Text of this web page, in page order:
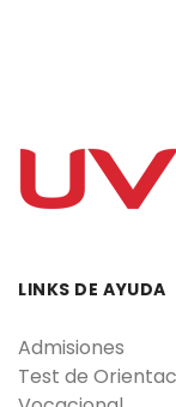
LINKS DE AYUDA
Admisiones
Test de